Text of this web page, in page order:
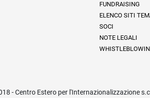
Informazioni
FUNDRAISING
ELENCO SITI
SOCI
NOTE LEGALI
- Centro Estero per l'Internazionalizzazione